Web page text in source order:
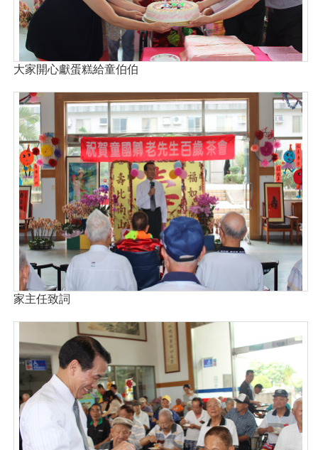
大家開心獻蛋糕給童伯伯
家主任致詞